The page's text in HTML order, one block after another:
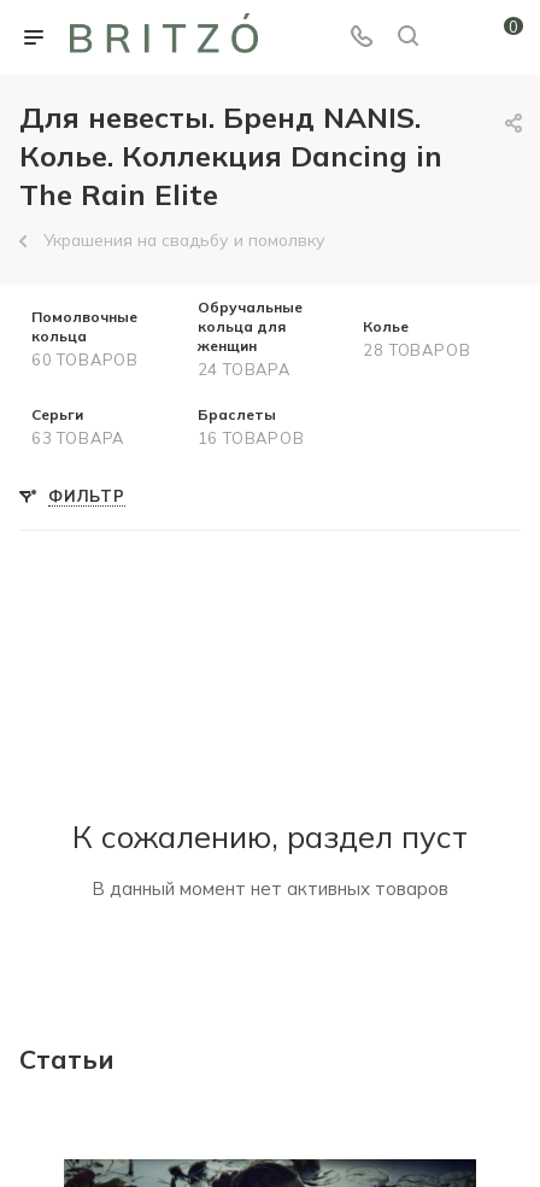
0
Для невесты. Бренд NANIS.
Колье. Коллекция Dancing in
The Rain Elite
Украшения на свадьбу и помолвку
Помолвочные
кольца
60 ТОВАРОВ
Обручальные
кольца для
женщин
24 ТОВАРА
Колье
28 ТОВАРОВ
Серьги
63 ТОВАРА
Браслеты
16 ТОВАРОВ
ФИЛЬТР
К сожалению, раздел пуст
В данный момент нет активных товаров
Статьи